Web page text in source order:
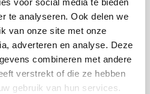
te analyseren. Ook delen we
van onze site met onze
adverteren en analyse. Deze
combineren met andere
verstrekt of die ze hebben
gebruik van hun services.